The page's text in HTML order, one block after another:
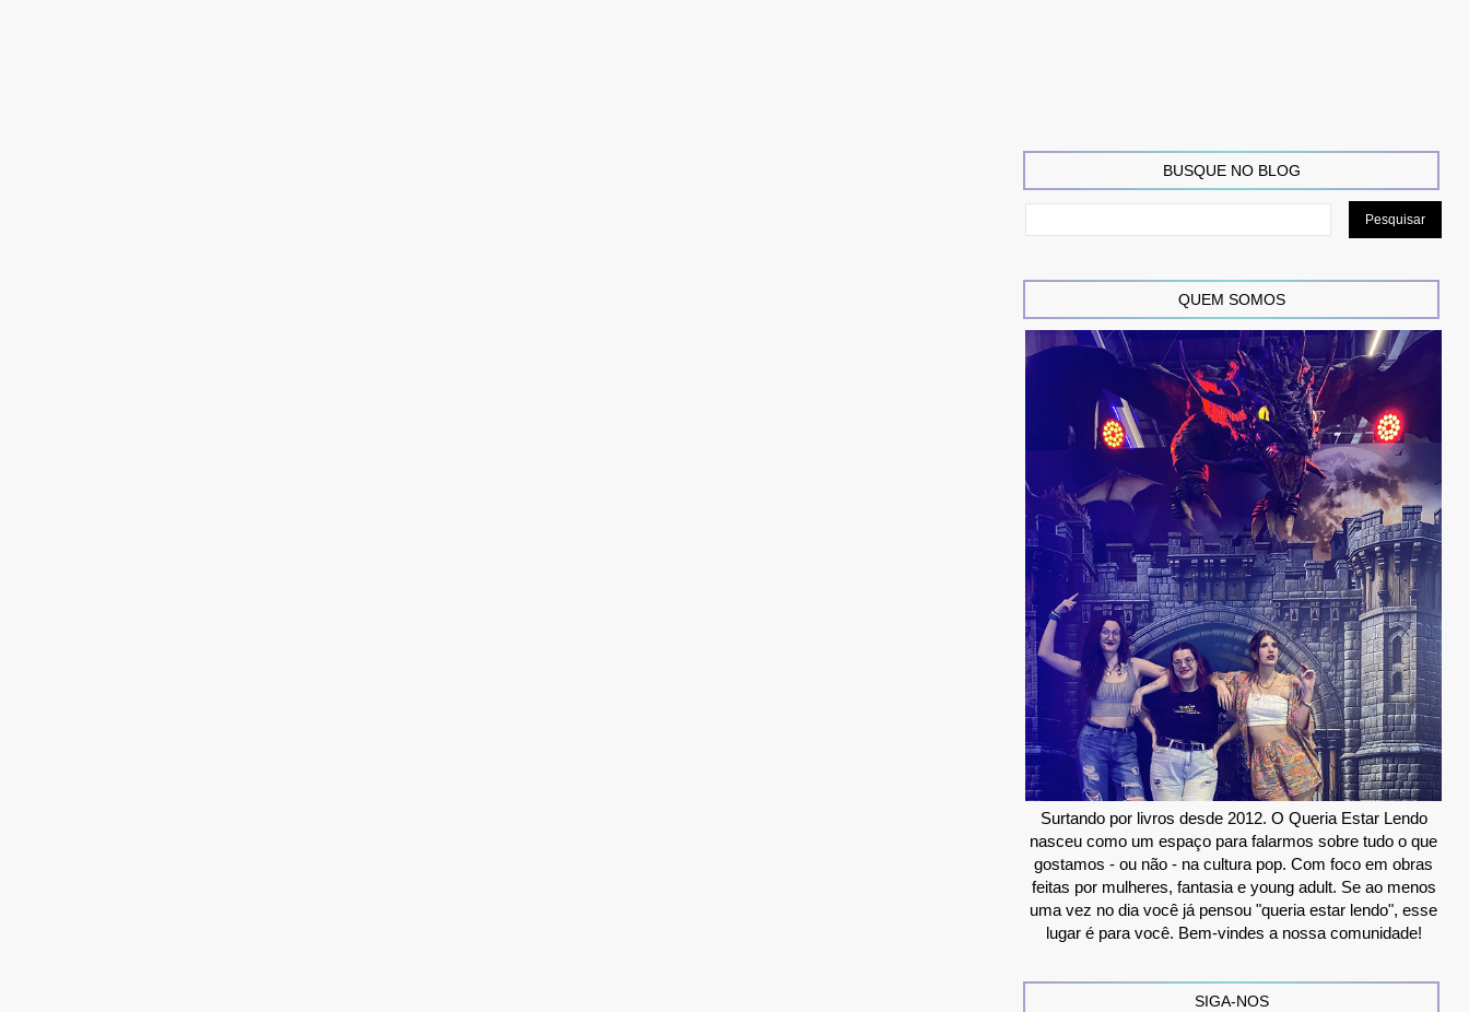
BUSQUE NO BLOG
QUEM SOMOS
Surtando por livros desde 2012. O Queria Estar Lendo
nasceu como um espaço para falarmos sobre tudo o que
gostamos - ou não - na cultura pop. Com foco em obras
feitas por mulheres, fantasia e young adult. Se ao menos
uma vez no dia você já pensou "queria estar lendo", esse
lugar é para você. Bem-vindes a nossa comunidade!
SIGA-NOS